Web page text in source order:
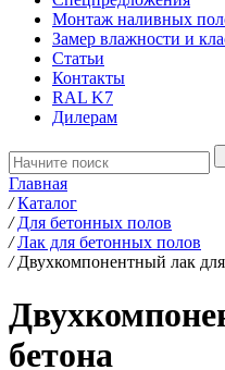
Монтаж наливных
Замер влажности и
Статьи
Контакты
RAL K7
Дилерам
Главная
/ Каталог
/ Для бетонных полов
/ Лак для бетонных полов
/ Двухкомпонентный лак
бетона